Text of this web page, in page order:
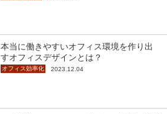
本当に働きやすいオフィス環境を作り出
すオフィスデザインとは？
オフィス効率化 2023.12.04